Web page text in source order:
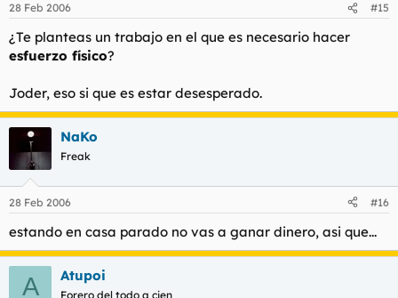
28 Feb 2006 #15
¿Te planteas un trabajo en el que es necesario hacer
esfuerzo físico?
Joder, eso si que es estar desesperado.
NaKo
Freak
28 Feb 2006 #16
estando en casa parado no vas a ganar dinero, asi que...
A Atupoi
Forero del todo a cien